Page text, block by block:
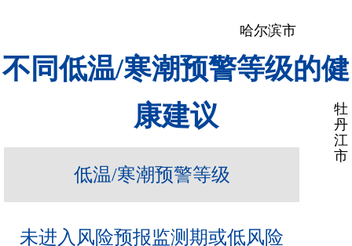
哈尔滨市
牡
丹
江
市
不同低温/寒潮预警等级的健
康建议
低温/寒潮预警等级
未进入风险预报监测期或低风险